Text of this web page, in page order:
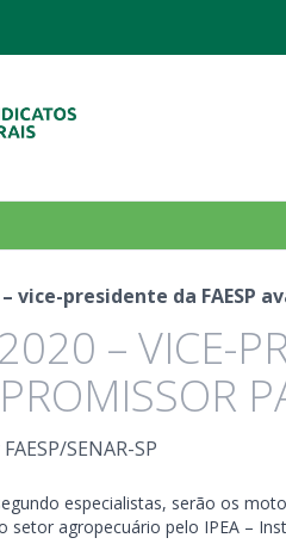
vice-presidente da FAESP
– VICE-
FAESP/SENAR-SP
especialistas, serão os
setor agropecuário pelo IPEA –